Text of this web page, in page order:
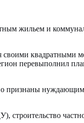
жильем и
своими квадратными
перевыполнил
признаны